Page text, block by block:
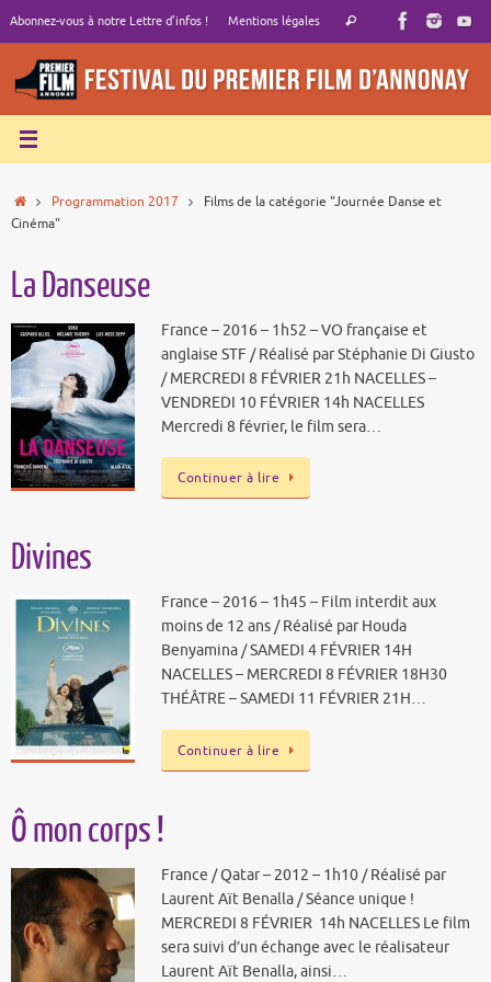
contenu
Abonnez-vous à notre Lettre d’infos ! Mentions légales
Recherche
Rechercher
AccueilProgrammation 2017
Films de la catégorie "Journée Danse et
Cinéma"
La Danseuse
France – 2016 – 1h52 – VO française et
anglaise STF / Réalisé par Stéphanie Di Giusto
/ MERCREDI 8 FÉVRIER 21h NACELLES –
VENDREDI 10 FÉVRIER 14h NACELLES
Mercredi 8 février, le film sera…
Continuer à lire
Divines
France – 2016 – 1h45 – Film interdit aux
moins de 12 ans / Réalisé par Houda
Benyamina / SAMEDI 4 FÉVRIER 14H
NACELLES – MERCREDI 8 FÉVRIER 18H30
THÉÂTRE – SAMEDI 11 FÉVRIER 21H…
Continuer à lire
Ô mon corps !
France / Qatar – 2012 – 1h10 / Réalisé par
Laurent Aït Benalla / Séance unique !
MERCREDI 8 FÉVRIER 14h NACELLES Le film
sera suivi d’un échange avec le réalisateur
Laurent Aït Benalla, ainsi…